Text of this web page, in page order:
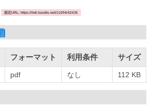
固定URL: https://hdl.handle.net/11094/42436
フォーマット 利用条件 サイズ
pdf なし 112 KB